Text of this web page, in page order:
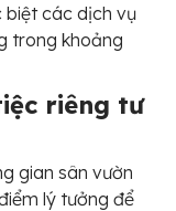
biệt các dịch vụ
trong khoảng
riêng tư
gian sân vườn
lý tưởng để